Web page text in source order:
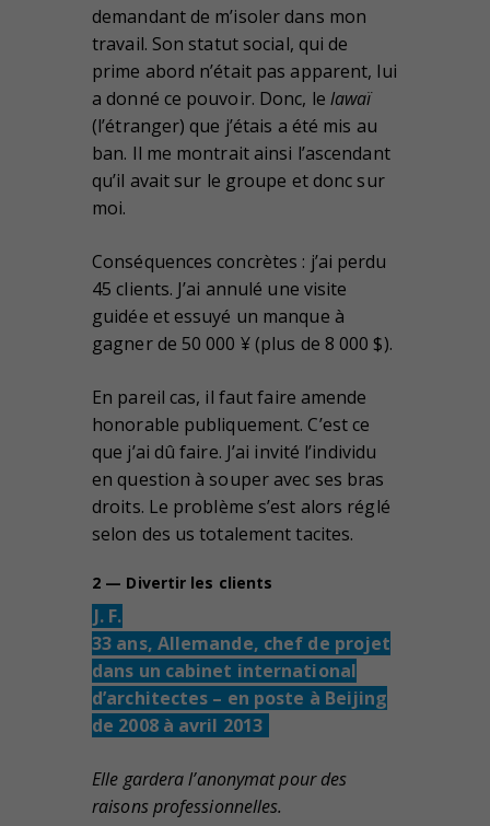
demandant de m’isoler dans mon
travail. Son statut social, qui de
prime abord n’était pas apparent, lui
a donné ce pouvoir. Donc, le lawaï
(l’étranger) que j’étais a été mis au
ban. Il me montrait ainsi l’ascendant
qu’il avait sur le groupe et donc sur
moi.
Conséquences concrètes : j’ai perdu
45 clients. J’ai annulé une visite
guidée et essuyé un manque à
gagner de 50 000 ¥ (plus de 8 000 $).
En pareil cas, il faut faire amende
honorable publiquement. C’est ce
que j’ai dû faire. J’ai invité l’individu
en question à souper avec ses bras
droits. Le problème s’est alors réglé
selon des us totalement tacites.
2 — Divertir les clients
J. F.
33 ans, Allemande, chef de projet
dans un cabinet international
d’architectes – en poste à Beijing
de 2008 à avril 2013
Elle gardera l’anonymat pour des
raisons professionnelles.